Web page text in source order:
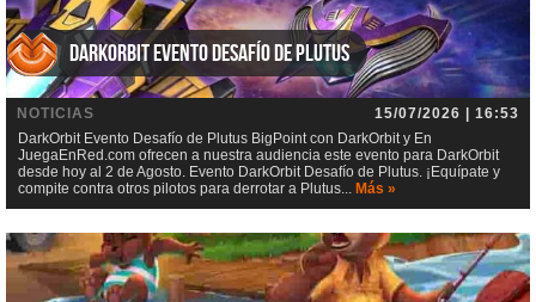
DarkOrbit Evento Desafío de Plutus
NOTICIAS
15/07/2026 | 16:53
DarkOrbit Evento Desafío de Plutus BigPoint con DarkOrbit y En
JuegaEnRed.com ofrecen a nuestra audiencia este evento para DarkOrbit
desde hoy al 2 de Agosto. Evento DarkOrbit Desafío de Plutus. ¡Equípate y
compite contra otros pilotos para derrotar a Plutus... Más »